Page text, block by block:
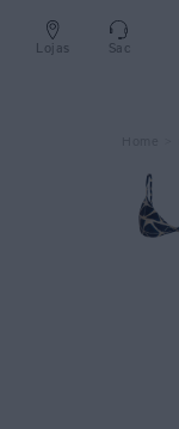
Lojas Sac